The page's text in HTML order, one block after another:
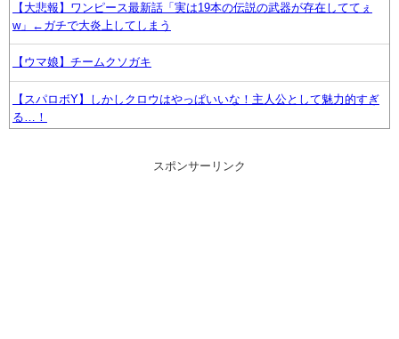
【大悲報】ワンピース最新話「実は19本の伝説の武器が存在しててぇ
w」←ガチで大炎上してしまう
【ウマ娘】チームクソガキ
【スパロボY】しかしクロウはやっぱいいな！主人公として魅力的すぎ
る…！
スポンサーリンク